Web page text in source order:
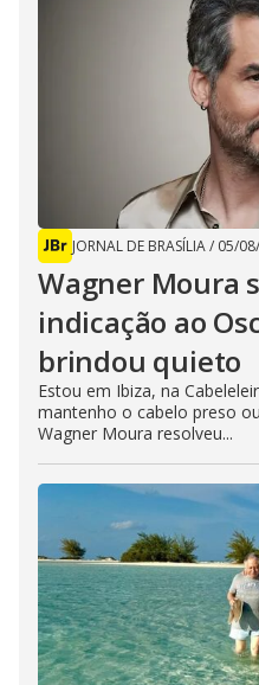
JORNAL DE BRASÍLIA/ 05/
Wagner Moura
indicação ao
brindou quieto
Estou em Ibiza, na
mantenho o cabelo preso
Wagner Moura resolveu...